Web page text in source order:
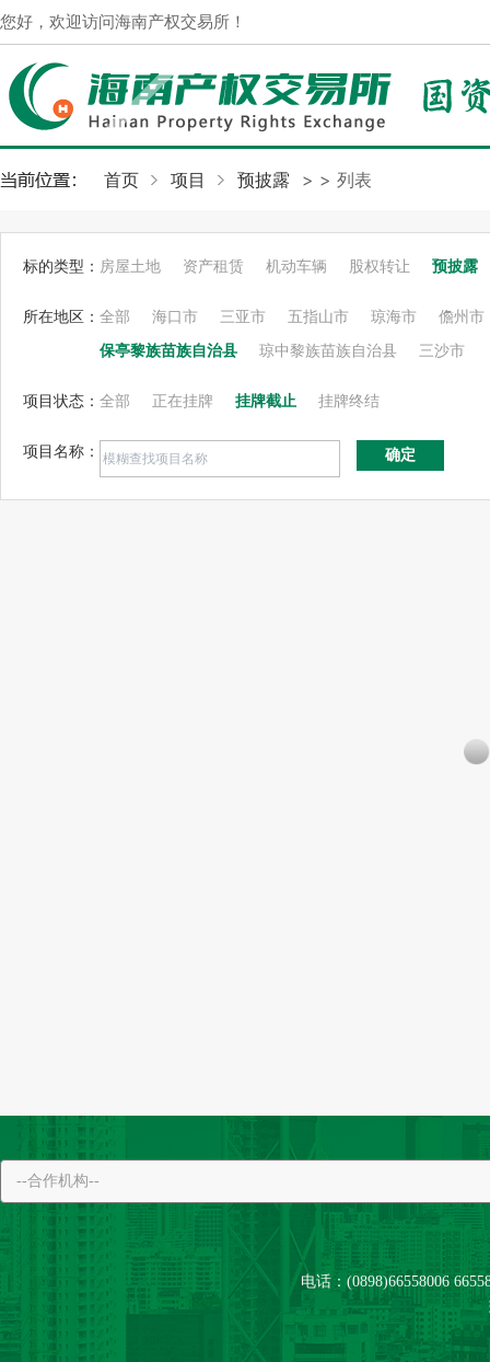
您好，欢迎访问海南产权交易所！
首页 项目 >
预披露 > 列表
标的类型： 房屋土地 资产租赁 机动车辆 股权转让 预披露
所在地区： 全部 海口市 三亚市 五指山市 琼海市 儋州市
保亭黎族苗族自治县 琼中黎族苗族自治县 三沙市
项目状态： 全部 正在挂牌 挂牌截止 挂牌终结
项目名称： 确定
电话：(0898)66558006